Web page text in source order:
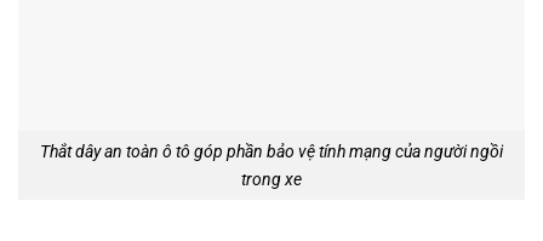
Thắt dây an toàn ô tô góp phần bảo vệ tính mạng của người ngồi
trong xe